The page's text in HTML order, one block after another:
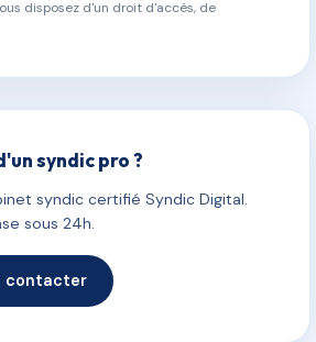
disposez d'un droit d'accès, de
syndic pro ?
syndic certifié Syndic Digital.
sous 24h.
contacter